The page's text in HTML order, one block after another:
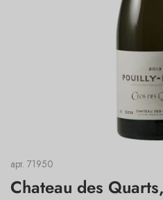
арт. 71950
Chateau des